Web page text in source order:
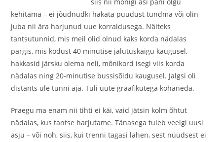
siis nii mõnigi asi pani õlgu
kehitama – ei jõudnudki hakata puudust tundma või olin
juba nii ära harjunud uue korraldusega. Näiteks
tantsutunnid, mis meil olid olnud kaks korda nädalas
pargis, mis kodust 40 minutise jalutuskäigu kaugusel,
hakkasid järsku olema neli, mõnikord isegi viis korda
nädalas ning 20-minutise bussisõidu kaugusel. Jalgsi oli
distants üle tunni aja. Tuli uute graafikutega kohaneda.
Praegu ma enam nii tihti ei käi, vaid jätsin kolm õhtut
nädalas, kus tantse harjutame. Tänasega tuleb veelgi uusi
asju – või noh, siis, kui trenni tagasi lähen, sest nüüdsest ei